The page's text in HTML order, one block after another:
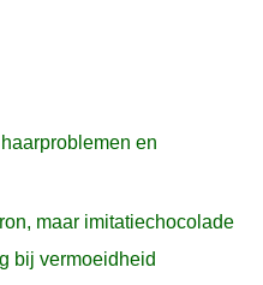
en
maar imitatiechocolade
bij vermoeidheid